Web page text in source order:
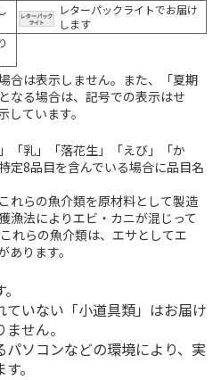
レターパックライトでお届け
します
合は表示しません。また、「夏期
なる場合は、記号での表示はせ
ています。
「乳」「落花生」「えび」「か
定8品目を含んでいる場合に品目名
れらの魚介類を原材料として製造
漁法によりエビ・カニが混じって
れらの魚介類は、エサとしてエ
ります。
いない「小道具類」はお届け
せん。
ソコンなどの環境により、実
。